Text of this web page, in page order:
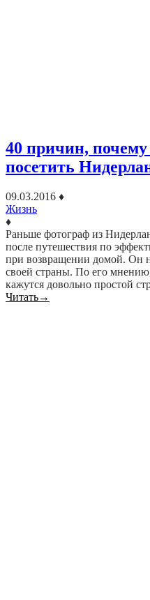
40 причин,
посетить
09.03.2016 ♦
Жизнь
♦
Раньше фотограф из
после путешествия по
при возвращении домой. Он
своей страны. По его
кажутся довольно простой
Читать→